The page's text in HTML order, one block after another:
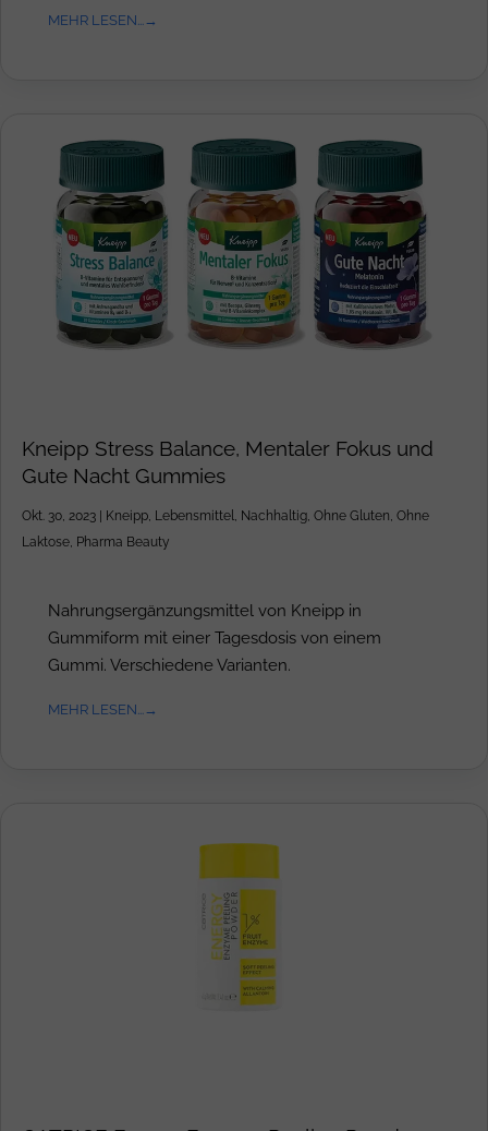
MEHR LESEN...
Kneipp Stress Balance, Mentaler Fokus und
Gute Nacht Gummies
Okt. 30, 2023 | Kneipp Lebensmittel Nachhaltig Ohne Gluten Ohne
Laktose Pharma Beauty
Nahrungsergänzungsmittel von Kneipp in
Gummiform mit einer Tagesdosis von einem
Gummi. Verschiedene Varianten.
MEHR LESEN...